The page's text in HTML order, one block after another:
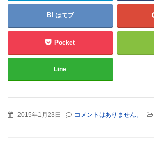
はてブ
Pocket
Line
2015年1月23日 コメントはありません。